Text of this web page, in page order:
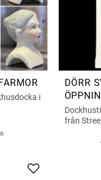
i
Lägg till i
DÖRR
från